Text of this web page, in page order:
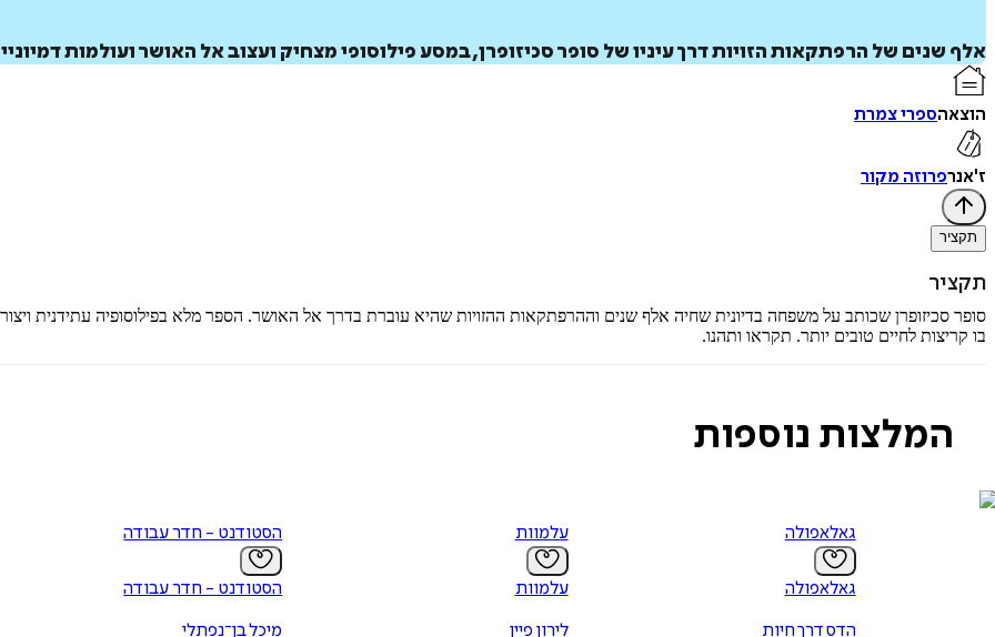
אלף שנים של הרפתקאות הזויות דרך עיניו של סופר סכיזופרן, במסע פילוסופי מצחיק ועצוב אל האושר ועולמות
הוצאהספרי צמרת
ז'אנרפרוזה מקור
תקציר
תקציר
סופר סכיזופרן שכותב על משפחה בדיונית שחיה אלף שנים וההרפתקאות ההזויות שהיא עוברת בדרך אל האושר. הספר מלא בפילוסופיה עתידנית
בו קריצות לחיים טובים יותר. תקראו ותהנו.
המלצות נוספות
גאלאפולה
גאלאפולה
הדס דרך חיות
עלמוות
עלמוות
לירון פיין
הסטודנט - חדר עבודה
הסטודנט - חדר עבודה
מיכל בן־נפתלי